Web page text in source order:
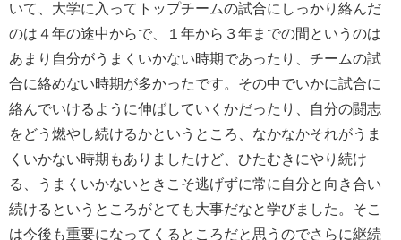
いて、大学に入ってトップチームの試合にしっかり絡んだ
のは４年の途中からで、１年から３年までの間というのは
あまり自分がうまくいかない時期であったり、チームの試
合に絡めない時期が多かったです。その中でいかに試合に
絡んでいけるように伸ばしていくかだったり、自分の闘志
をどう燃やし続けるかというところ、なかなかそれがうま
くいかない時期もありましたけど、ひたむきにやり続け
る、うまくいかないときこそ逃げずに常に自分と向き合い
続けるというところがとても大事だなと学びました。そこ
は今後も重要になってくるところだと思うのでさらに継続